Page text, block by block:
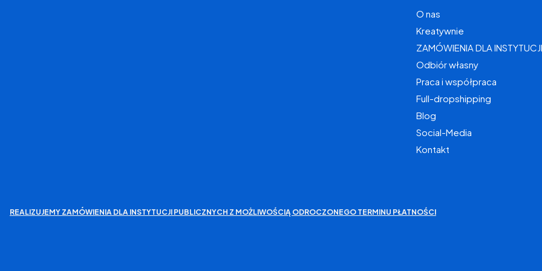
O nas
Kreatywnie
ZAMÓWIENIA DLA INSTYTUCJI
Odbiór własny
Praca i współpraca
Full-dropshipping
Blog
Social-Media
Kontakt
REALIZUJEMY ZAMÓWIENIA DLA INSTYTUCJI PUBLICZNYCH Z MOŻLIWOŚCIĄ ODROCZONEGO TERMINU PŁATNOŚCI